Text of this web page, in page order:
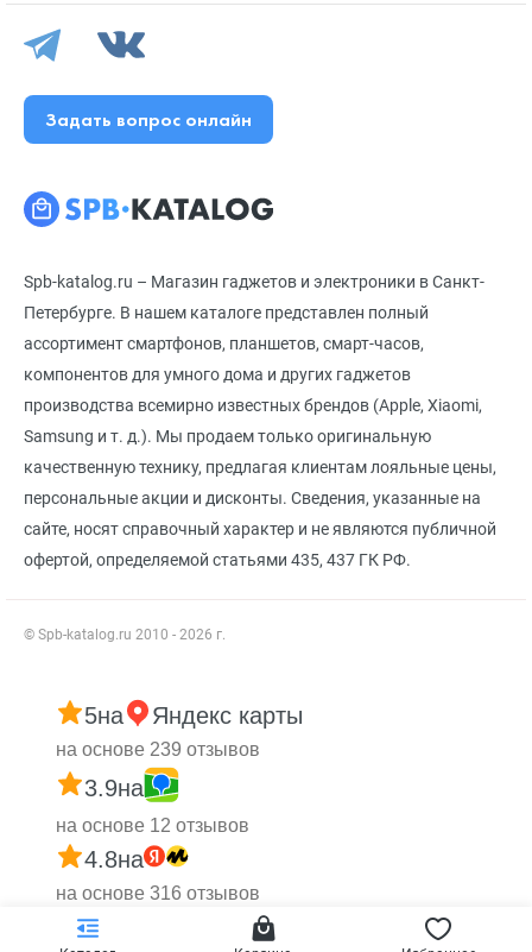
Spb-katalog.ru – Магазин гаджетов и электроники в Санкт-
Петербурге. В нашем каталоге представлен полный
ассортимент смартфонов, планшетов, смарт-часов,
компонентов для умного дома и других гаджетов
производства всемирно известных брендов (Apple, Xiaomi,
Samsung и т. д.). Мы продаем только оригинальную
качественную технику, предлагая клиентам лояльные цены,
персональные акции и дисконты. Сведения, указанные на
сайте, носят справочный характер и не являются публичной
офертой, определяемой статьями 435, 437 ГК РФ.
© Spb-katalog.ru 2010 - 2026 г.
Задать вопрос онлайн
5на Яндекс карты
на основе 239 отзывов
3.9на
на основе 12 отзывов
4.8на
на основе 316 отзывов